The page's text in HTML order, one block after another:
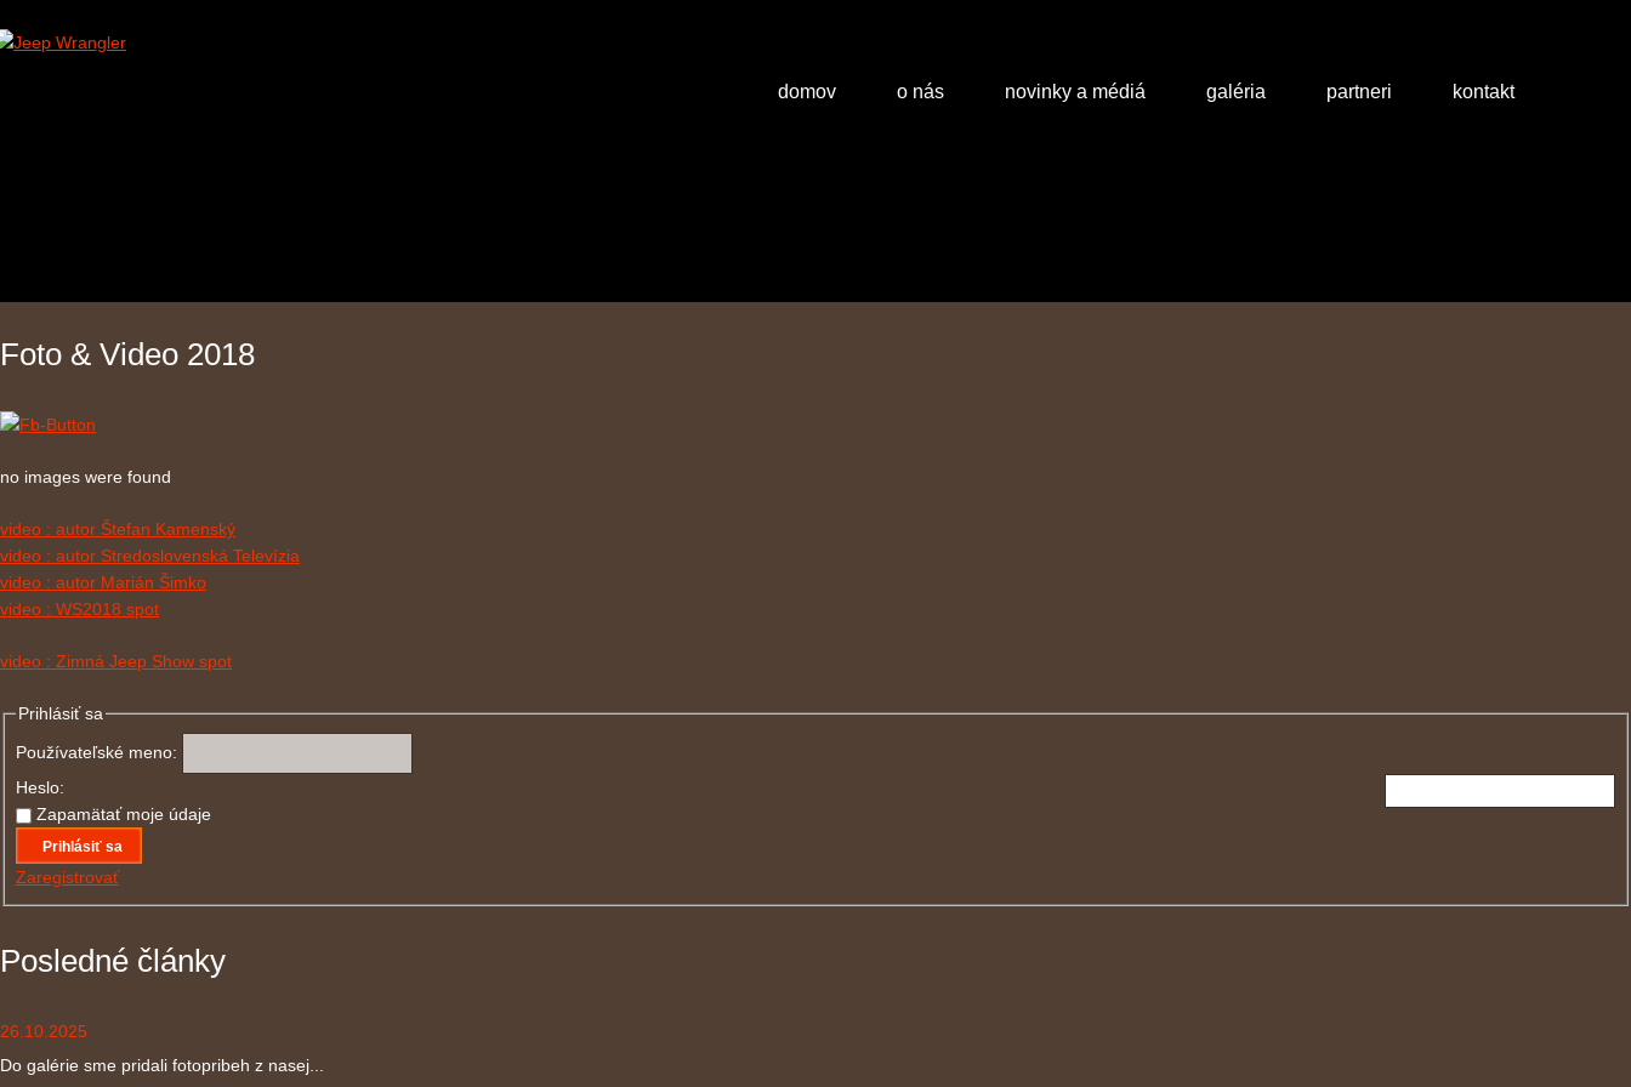
domov o nás novinky a médiá galéria partneri kontakt
Foto & Video 2018
no images were found
video : autor Štefan Kamenský
video : autor Stredoslovenská Televízia
video : autor Marián Šimko
video : WS2018 spot
video : Zimná Jeep Show spot
Prihlásiť sa
Používateľské meno:
Heslo:
Zapamätať moje údaje
Prihlásiť sa
Zaregistrovať
Posledné články
26.10.2025
Do galérie sme pridali fotopribeh z nasej...